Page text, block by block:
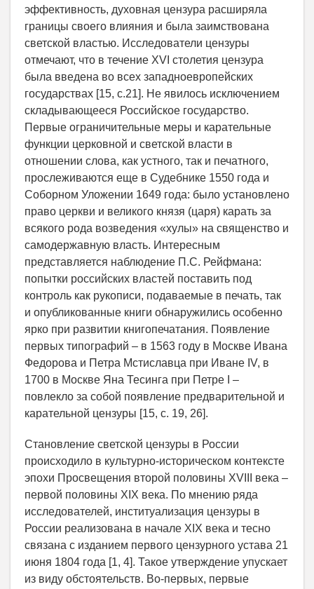
эффективность, духовная цензура расширяла
границы своего влияния и была заимствована
светской властью. Исследователи цензуры
отмечают, что в течение XVI столетия цензура
была введена во всех западноевропейских
государствах [15, c.21]. Не явилось исключением
складывающееся Российское государство.
Первые ограничительные меры и карательные
функции церковной и светской власти в
отношении слова, как устного, так и печатного,
прослеживаются еще в Судебнике 1550 года и
Соборном Уложении 1649 года: было установлено
право церкви и великого князя (царя) карать за
всякого рода возведения «хулы» на священство и
самодержавную власть. Интересным
представляется наблюдение П.С. Рейфмана:
попытки российских властей поставить под
контроль как рукописи, подаваемые в печать, так
и опубликованные книги обнаружились особенно
ярко при развитии книгопечатания. Появление
первых типографий – в 1563 году в Москве Ивана
Федорова и Петра Мстиславца при Иване IV, в
1700 в Москве Яна Тесинга при Петре I –
повлекло за собой появление предварительной и
карательной цензуры [15, c. 19, 26].
Становление светской цензуры в России
происходило в культурно-историческом контексте
эпохи Просвещения второй половины XVIII века –
первой половины XIX века. По мнению ряда
исследователей, институализация цензуры в
России реализована в начале XIX века и тесно
связана с изданием первого цензурного устава 21
июня 1804 года [1, 4]. Такое утверждение упускает
из виду обстоятельств. Во-первых, первые